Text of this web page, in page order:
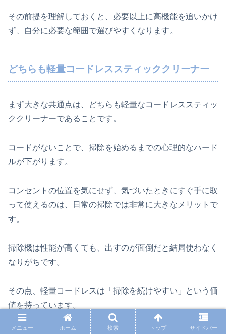
その前提を理解しておくと、必要以上に高機能を追いかけ
ず、自分に必要な範囲で選びやすくなります。
どちらも軽量コードレススティッククリーナー
まず大きな共通点は、どちらも軽量なコードレススティッ
ククリーナーであることです。
コードがないことで、掃除を始めるまでの心理的なハード
ルが下がります。
コンセントの位置を気にせず、気づいたときにすぐ手に取
って使えるのは、日常の掃除では非常に大きなメリットで
す。
掃除機は性能が高くても、出すのが面倒だと結局使わなく
なりがちです。
その点、軽量コードレスは「掃除を続けやすい」という価
値を持っています。
メニュー ホーム 検索 トップ サイドバー